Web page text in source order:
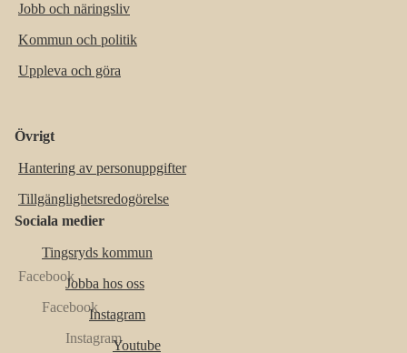
Jobb och näringsliv
Kommun och politik
Uppleva och göra
Övrigt
Hantering av personuppgifter
Tillgänglighetsredogörelse
Sociala medier
Tingsryds kommun
Jobba hos oss
Instagram
Youtube